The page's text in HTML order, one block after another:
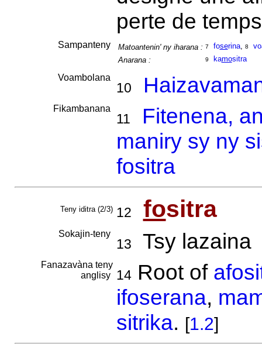
perte de
Sampanteny Matoantenin' ny iharana : 7 foserina, 8
Anarana :
9 kamositra
Voambolana
10
Fikambanana
11
Fitenena,
maniry sy ny
fositra
Teny iditra (2/3) 12 fositra
Sokajin-teny
13 Tsy lazaina
Fanazavàna teny
anglisy
14Root of
ifoserana,
sitrika. [1.2]